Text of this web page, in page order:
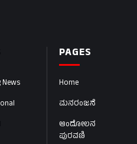
PAGES
Home
ಮನರಂಜನೆ
ಆಂದೋಲನ
ಪುರವಣಿ